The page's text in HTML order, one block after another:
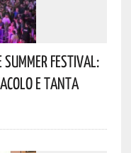
Festival:
E Tanta